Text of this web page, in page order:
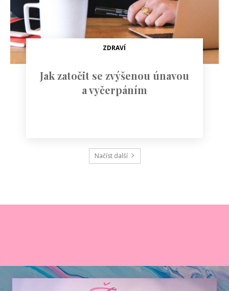
ZDRAVÍ
Jak zatočit se zvýšenou únavou
a vyčerpáním
Načíst další